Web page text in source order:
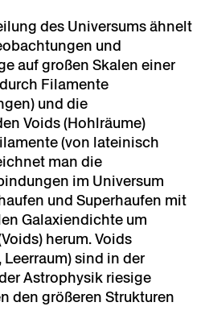
des Universums ähnelt
und
auf großen Skalen einer
Filamente
und die
Voids (Hohlräume)
(von lateinisch
man die
im Universum
und Superhaufen mit
Galaxiendichte um
herum. Voids
sind in der
Astrophysik riesige
den größeren Strukturen